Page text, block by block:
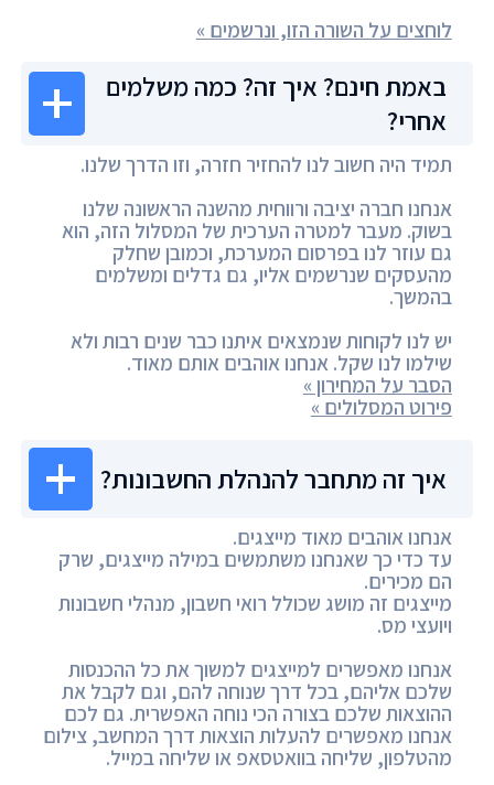
לוחצים על השורה הזו, ונרשמים »
באמת חינם? איך זה? כמה משלמים
אחרי?
תמיד היה חשוב לנו להחזיר חזרה, וזו הדרך שלנו.
אנחנו חברה יציבה ורווחית מהשנה הראשונה שלנו
בשוק. מעבר למטרה הערכית של המסלול הזה, הוא
גם עוזר לנו בפרסום המערכת, וכמובן שחלק
מהעסקים שנרשמים אליו, גם גדלים ומשלמים
בהמשך.
יש לנו לקוחות שנמצאים איתנו כבר שנים רבות ולא
שילמו לנו שקל. אנחנו אוהבים אותם מאוד.
הסבר על המחירון »
פירוט המסלולים »
איך זה מתחבר להנהלת החשבונות?
אנחנו אוהבים מאוד מייצגים.
עד כדי כך שאנחנו משתמשים במילה מייצגים, שרק
הם מכירים.
מייצגים זה מושג שכולל רואי חשבון, מנהלי חשבונות
ויועצי מס.
אנחנו מאפשרים למייצגים למשוך את כל ההכנסות
שלכם אליהם, בכל דרך שנוחה להם, וגם לקבל את
ההוצאות שלכם בצורה הכי נוחה האפשרית. גם לכם
אנחנו מאפשרים להעלות הוצאות דרך המחשב, צילום
מהטלפון, שליחה בוואטסאפ או שליחה במייל.